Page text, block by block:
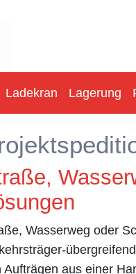
Ladekran Lagerung
Wasserweg oder
Aufträgen aus einer